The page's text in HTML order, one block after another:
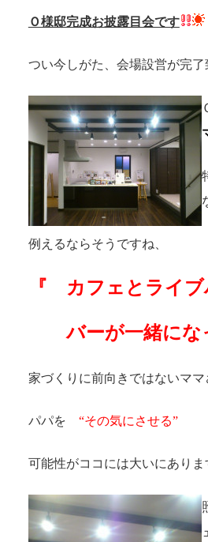
Ｏ様邸完成お披露目会です
つい今しがた、会場設営が完了
例えるならそうですね、
『 カフェとライブ
バーが一緒にな
家づくりに前向きではないママ
パパを “その気にさせる”
可能性がココには大いにありま